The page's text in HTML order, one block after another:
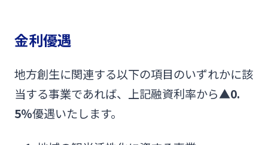
金利優遇
地方創生に関連する以下の項目のいずれかに該
当する事業であれば、上記融資利率から▲0.
5％優遇いたします。